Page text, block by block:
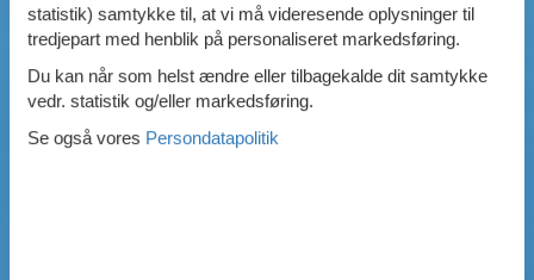
Handicapvenligt
Gode fiskeforhold
Indhegnet område
Aircondition
Ladestander til elbil
Energivenligt
statistik) samtykke til, at vi må videresende oplysninger til
tredjepart med henblik på personaliseret markedsføring.
Du kan når som helst ændre eller tilbagekalde dit samtykke
vedr. statistik og/eller markedsføring.
Se også vores Persondatapolitik